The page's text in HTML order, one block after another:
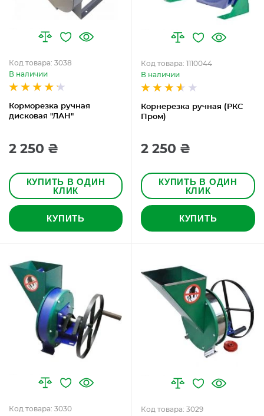
Корморезка ручная
дисковая "ЛАН"
Код товара: 3038
В наличии
2 250 ₴
КУПИТЬ В ОДИН
КЛИК
КУПИТЬ
Корнерезка ручная (РКС
Пром)
Код товара: 1110044
В наличии
2 250 ₴
КУПИТЬ В ОДИН
КЛИК
КУПИТЬ
Код товара: 3030
Код товара: 3029